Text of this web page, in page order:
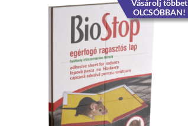
Vásárolj többet
OLCSÓBBAN!